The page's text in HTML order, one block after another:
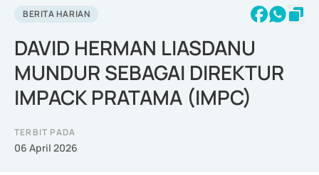
BERITA HARIAN
DAVID HERMAN LIASDANU
MUNDUR SEBAGAI DIREKTUR
IMPACK PRATAMA (IMPC)
TERBIT PADA
06 April 2026